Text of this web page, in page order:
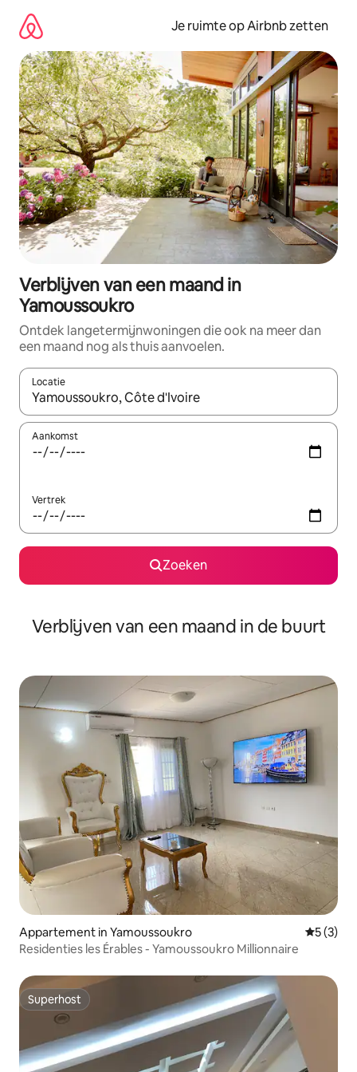
direct
naar
inhoud
Je ruimte op Airbnb zetten
Verblijven van een maand in
Yamoussoukro
Ontdek langetermijnwoningen die ook na meer dan
een maand nog als thuis aanvoelen.
Locatie
Wanneer er suggesties beschikbaar zijn, maak je een keuze
Aankomst
Vertrek
Zoeken
Verblijven van een maand in de buurt
Appartement in Yamoussoukro
5 (3)
Residenties les Érables - Yamoussoukro Millionnaire
Superhost
Superhost